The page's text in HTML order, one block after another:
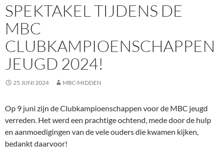
SPEKTAKEL TIJDENS DE
MBC
CLUBKAMPIOENSCHAPPEN
JEUGD 2024!
25 JUNI 2024 MBC-MIDDEN
Op 9 juni zijn de Clubkampioenschappen voor de MBC jeugd
verreden. Het werd een prachtige ochtend, mede door de hulp
en aanmoedigingen van de vele ouders die kwamen kijken,
bedankt daarvoor!